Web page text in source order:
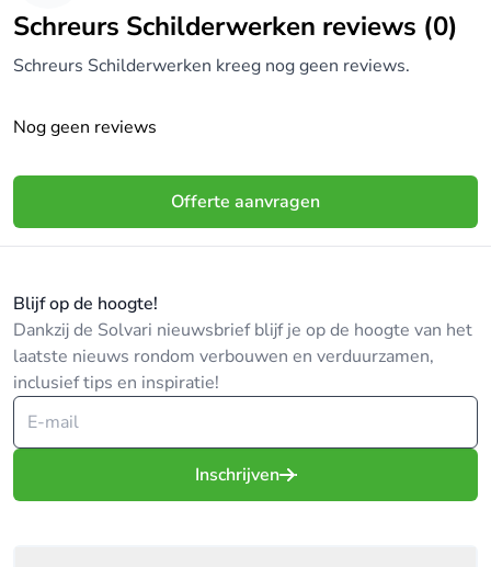
Schreurs Schilderwerken reviews (0)
Schreurs Schilderwerken kreeg nog geen reviews.
Nog geen reviews
Offerte aanvragen
Blijf op de hoogte!
Dankzij de Solvari nieuwsbrief blijf je op de hoogte van het
laatste nieuws rondom verbouwen en verduurzamen,
inclusief tips en inspiratie!
Inschrijven